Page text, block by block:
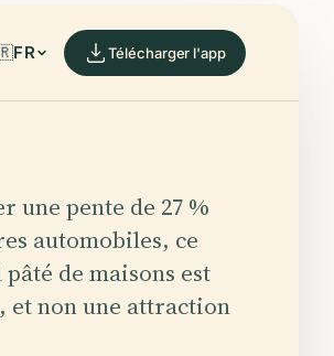
FR Télécharger l'app
une pente de 27 %
automobiles, ce
de maisons est
non une attraction